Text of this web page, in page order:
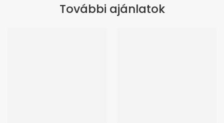
További ajánlatok